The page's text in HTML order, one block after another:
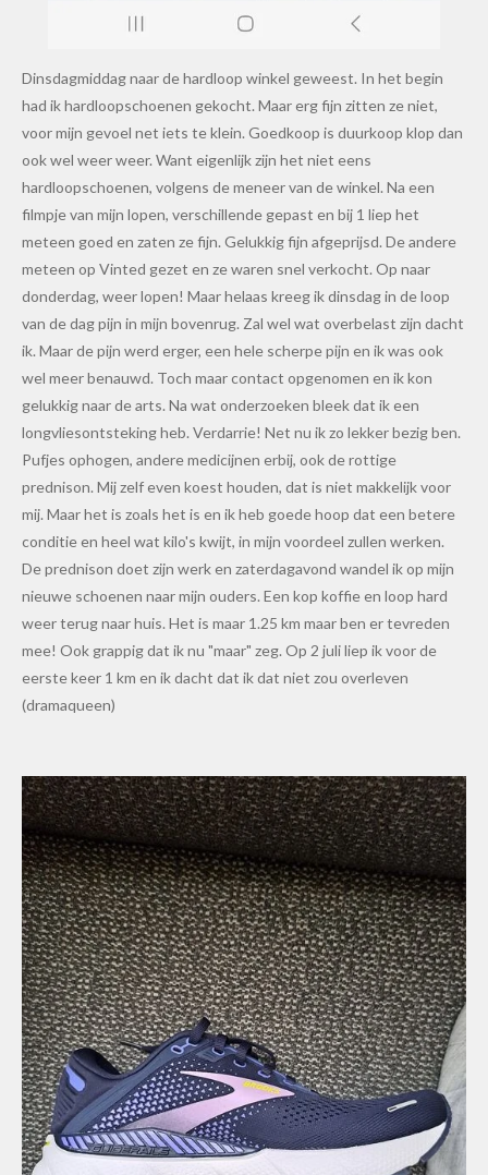
Dinsdagmiddag naar de hardloop winkel geweest. In het begin
had ik hardloopschoenen gekocht. Maar erg fijn zitten ze niet,
voor mijn gevoel net iets te klein. Goedkoop is duurkoop klop dan
ook wel weer weer. Want eigenlijk zijn het niet eens
hardloopschoenen, volgens de meneer van de winkel. Na een
filmpje van mijn lopen, verschillende gepast en bij 1 liep het
meteen goed en zaten ze fijn. Gelukkig fijn afgeprijsd. De andere
meteen op Vinted gezet en ze waren snel verkocht. Op naar
donderdag, weer lopen! Maar helaas kreeg ik dinsdag in de loop
van de dag pijn in mijn bovenrug. Zal wel wat overbelast zijn dacht
ik. Maar de pijn werd erger, een hele scherpe pijn en ik was ook
wel meer benauwd. Toch maar contact opgenomen en ik kon
gelukkig naar de arts. Na wat onderzoeken bleek dat ik een
longvliesontsteking heb. Verdarrie! Net nu ik zo lekker bezig ben.
Pufjes ophogen, andere medicijnen erbij, ook de rottige
prednison. Mij zelf even koest houden, dat is niet makkelijk voor
mij. Maar het is zoals het is en ik heb goede hoop dat een betere
conditie en heel wat kilo's kwijt, in mijn voordeel zullen werken.
De prednison doet zijn werk en zaterdagavond wandel ik op mijn
nieuwe schoenen naar mijn ouders. Een kop koffie en loop hard
weer terug naar huis. Het is maar 1.25 km maar ben er tevreden
mee! Ook grappig dat ik nu "maar" zeg. Op 2 juli liep ik voor de
eerste keer 1 km en ik dacht dat ik dat niet zou overleven
(dramaqueen)